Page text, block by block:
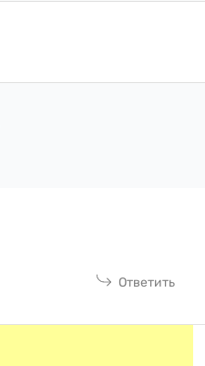
Ответить